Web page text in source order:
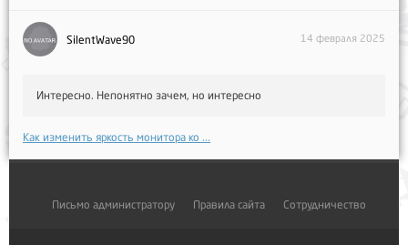
SilentWave90 14 февраля 2025
Интересно. Непонятно зачем, но интересно
Как изменить яркость монитора ко ...
Письмо администратору Правила сайта Сотрудничество